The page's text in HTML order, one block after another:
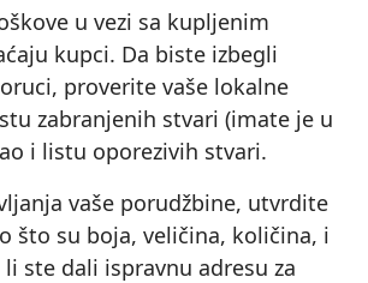
u vezi sa kupljenim
kupci. Da biste izbegli
proverite vaše lokalne
zabranjenih stvari (imate je u
i listu oporezivih stvari.
vaše porudžbine, utvrdite
što su boja, veličina, količina, i
ste dali ispravnu adresu za